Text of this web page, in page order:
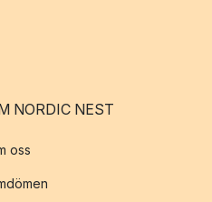
NORDIC NEST
oss